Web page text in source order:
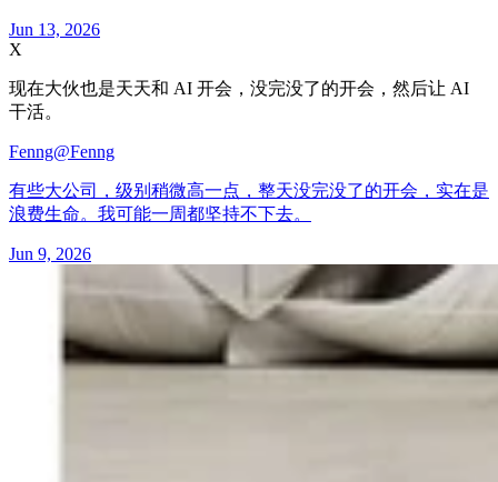
Jun 13, 2026
X
现在大伙也是天天和 AI 开会，没完没了的开会，然后让 AI
干活。
Fenng@Fenng
有些大公司，级别稍微高一点，整天没完没了的开会，实在是
浪费生命。我可能一周都坚持不下去。
Jun 9, 2026